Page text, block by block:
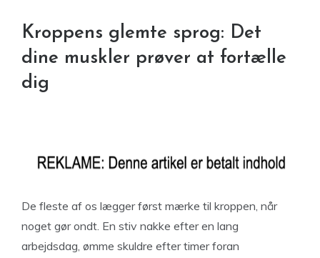
Kroppens glemte sprog: Det
dine muskler prøver at fortælle
dig
De fleste af os lægger først mærke til kroppen, når
noget gør ondt. En stiv nakke efter en lang
arbejdsdag, ømme skuldre efter timer foran